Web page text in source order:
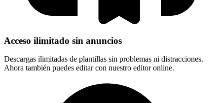
Acceso ilimitado sin anuncios
Descargas ilimitadas de plantillas sin problemas ni distracciones.
Ahora también puedes editar con nuestro editor online.